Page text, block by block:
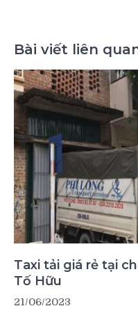
Bài viết liên
Taxi tải giá rẻ tại
Tố Hữu
21/06/2023